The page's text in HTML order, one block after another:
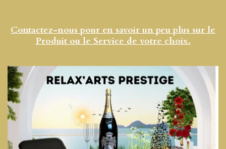
Contactez-nous pour en savoir un peu plus sur le
Produit ou le Service de votre choix.